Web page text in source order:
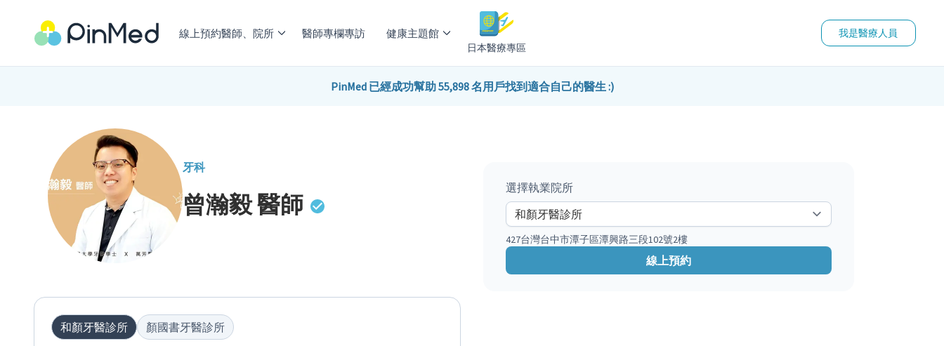
線上預約醫師、院所 醫師專欄專訪 健康主題館
日本醫療專區
我是醫療人員
PinMed 已經成功幫助 55,898 名用戶找到適合自己的醫生 :)
牙科
曾瀚毅醫師
和顏牙醫診所 顏國書牙醫診所
選擇執業院所
427台灣台中市潭子區潭興路三段102號2樓
線上預約